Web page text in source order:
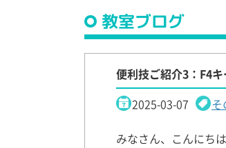
教室ブログ
便利技ご紹介3：F4
2025-03-07
そ
みなさん、こんにち